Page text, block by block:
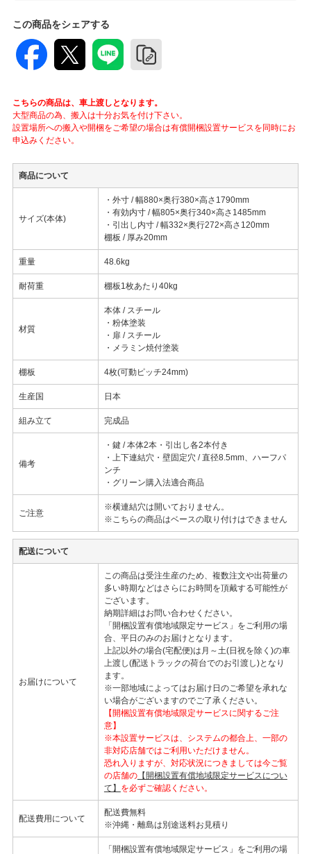
この商品をシェアする
こちらの商品は、車上渡しとなります。
大型商品の為、搬入は十分お気を付け下さい。
設置場所への搬入や開梱をご希望の場合は有償開梱設置サービスを同時にお
申込みください。
商品について
サイズ(本体)
・外寸 / 幅880×奥行380×高さ1790mm
・有効内寸 / 幅805×奥行340×高さ1485mm
・引出し内寸 / 幅332×奥行272×高さ120mm
棚板 / 厚み20mm
重量 48.6kg
耐荷重 棚板1枚あたり40kg
材質
本体 / スチール
・粉体塗装
・扉 / スチール
・メラミン焼付塗装
棚板 4枚(可動ピッチ24mm)
生産国 日本
組み立て 完成品
備考
・鍵 / 本体2本・引出し各2本付き
・上下連結穴・壁固定穴 / 直径8.5mm、ハーフパ
ンチ
・グリーン購入法適合商品
ご注意
※横連結穴は開いておりません。
※こちらの商品はベースの取り付けはできません
配送について
お届けについて
この商品は受注生産のため、複数注文や出荷量の
多い時期などはさらにお時間を頂戴する可能性が
ございます。
納期詳細はお問い合わせください。
「開梱設置有償地域限定サービス」をご利用の場
合、平日のみのお届けとなります。
上記以外の場合(宅配便)は月～土(日祝を除く)の車
上渡し(配送トラックの荷台でのお引渡し)となり
ます。
※一部地域によってはお届け日のご希望を承れな
い場合がございますのでご了承ください。
【開梱設置有償地域限定サービスに関するご注
意】
※本設置サービスは、システムの都合上、一部の
非対応店舗ではご利用いただけません。
恐れ入りますが、対応状況につきましては今ご覧
の店舗の【開梱設置有償地域限定サービスについ
て】 を必ずご確認ください。
配送費用について
配送費無料
※沖縄・離島は別途送料お見積り
「開梱設置有償地域限定サービス」をご利用の場